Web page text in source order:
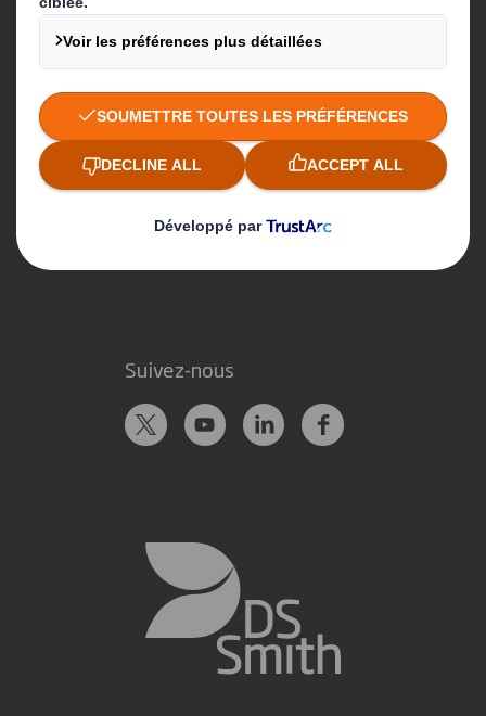
Services de recyclage
Contact
Nos implantations
Contactez-nous
Suivez-nous